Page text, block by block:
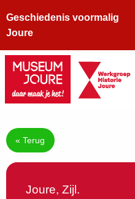
Geschiedenis voormalig
Joure
« Terug
Joure, Zijl.